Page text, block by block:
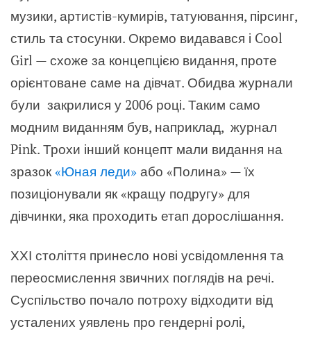
музики, артистів-кумирів, татуювання, пірсинг,
стиль та стосунки. Окремо видавався і Cool
Girl — схоже за концепцією видання, проте
орієнтоване саме на дівчат. Обидва журнали
були закрилися у 2006 році. Таким само
модним виданням був, наприклад, журнал
Pink. Трохи інший концепт мали видання на
зразок«Юная леди» або «Полина» — їх
позиціонували як «кращу подругу» для
дівчинки, яка проходить етап дорослішання.
ХХІ століття принесло нові усвідомлення та
переосмислення звичних поглядів на речі.
Суспільство почало потроху відходити від
усталених уявлень про гендерні ролі,